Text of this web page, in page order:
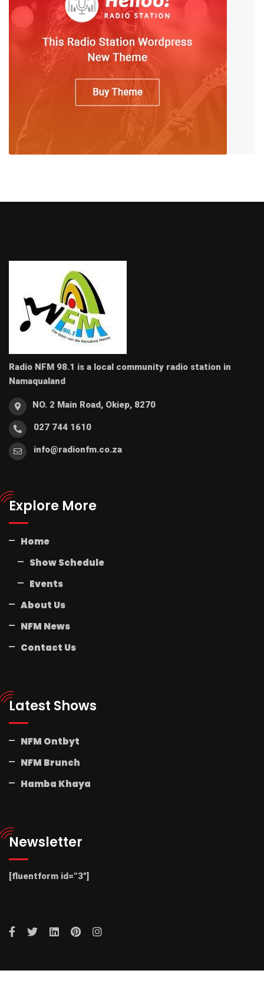
Radio NFM 98.1 is a local community radio station in
Namaqualand
NO. 2 Main Road, Okiep, 8270
027 744 1610
info@radionfm.co.za
Explore More
Home
Show Schedule
Events
About Us
NFM News
Contact Us
Latest Shows
NFM Ontbyt
NFM Brunch
Hamba Khaya
Newsletter
[fluentform id=”3″]